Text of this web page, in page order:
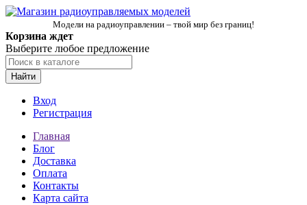
Модели на радиоуправлении – твой мир без границ!
Корзина ждет
Выберите любое предложение
Найти
Вход
Регистрация
Главная
Блог
Доставка
Оплата
Контакты
Карта сайта